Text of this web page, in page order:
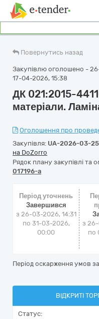
Повернутись назад
Закупівлю оголошено -
17-04-2026, 15:38
ДК 021:2015-
матеріали.
Оголошення про
Закупівля: UA-2026-03-
на DoZorro
Рядок плану закупівлі та
017196-a
Період уточнень
Завершився
з 26-03-2026, 14:31
по 31-03-2026,
00:00
з
по
Період оскарження умов
ВІДКРИТІ
Статус: